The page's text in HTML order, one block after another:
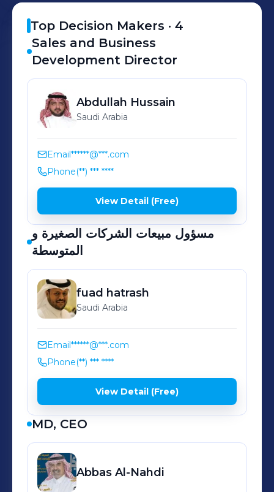
Top Decision Makers · 4
Sales and Business
Development Director
Abdullah Hussain
Saudi Arabia
Email******@***.com
Phone(**) *** ****
View Detail (Free)
مسؤول مبيعات الشركات الصغيرة و
المتوسطة
fuad hatrash
Saudi Arabia
Email******@***.com
Phone(**) *** ****
View Detail (Free)
MD, CEO
Abbas Al-Nahdi